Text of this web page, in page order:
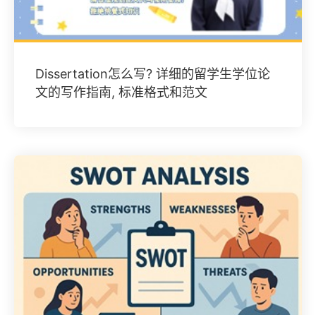
Dissertation怎么写? 详细的留学生学位论
文的写作指南, 标准格式和范文